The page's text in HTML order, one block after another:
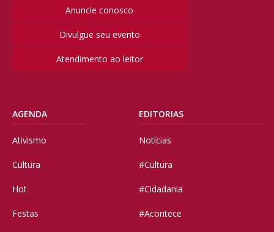
Anuncie conosco
Divulgue seu evento
Atendimento ao leitor
AGENDA
Ativismo
Cultura
Hot
Festas
EDITORIAS
Notícias
#Cultura
#Cidadania
#Acontece